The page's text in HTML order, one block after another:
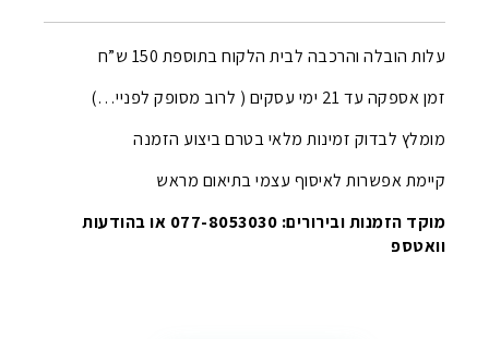
עלות הובלה והרכבה לבית הלקוח בתוספת 150 ש”ח
זמן אספקה עד 21 ימי עסקים ( לרוב מסופק לפניי…)
מומלץ לבדוק זמינות מלאי בטרם ביצוע הזמנה
קיימת אפשרות לאיסוף עצמי בתיאום מראש
מוקד הזמנות ובירורים: 077-8053030 או בהודעות
וואטספ